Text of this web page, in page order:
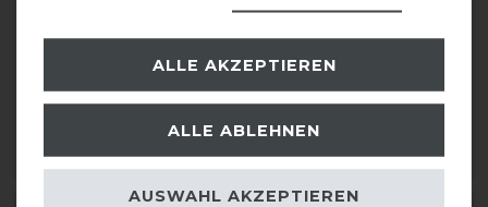
69,99 € *
ARTIKEL MERKEN
statt 74,99 €
ARTIKEL MERKEN
ALLE AKZEPTIEREN
ALLE ABLEHNEN
AUSWAHL AKZEPTIEREN